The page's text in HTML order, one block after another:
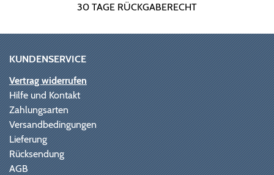
30 TAGE RÜCKGABERECHT
KUNDENSERVICE
Vertrag widerrufen
Hilfe und Kontakt
Zahlungsarten
Versandbedingungen
Lieferung
Rücksendung
AGB